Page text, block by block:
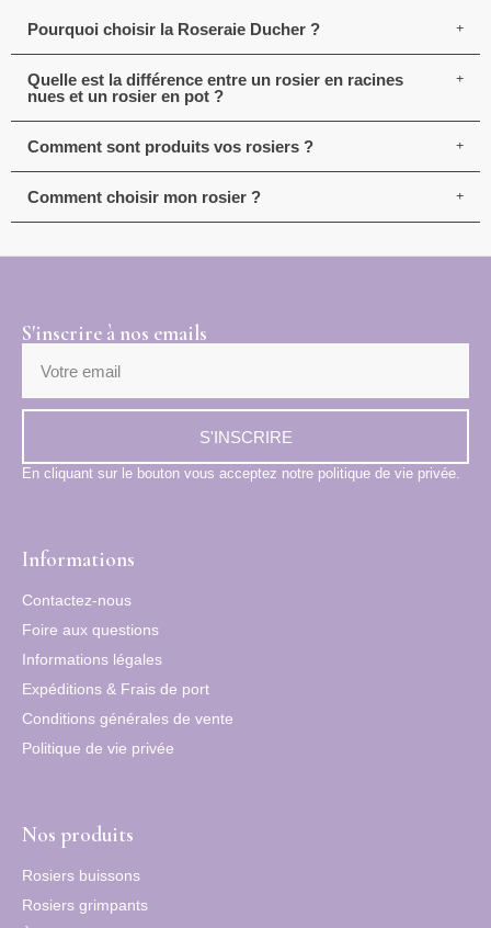
Pourquoi choisir la Roseraie Ducher ?
Quelle est la différence entre un rosier en racines
nues et un rosier en pot ?
Comment sont produits vos rosiers ?
Comment choisir mon rosier ?
S'inscrire à nos emails
S'INSCRIRE
En cliquant sur le bouton vous acceptez notre politique de vie privée.
Informations
Contactez-nous
Foire aux questions
Informations légales
Expéditions & Frais de port
Conditions générales de vente
Politique de vie privée
Nos produits
Rosiers buissons
Rosiers grimpants